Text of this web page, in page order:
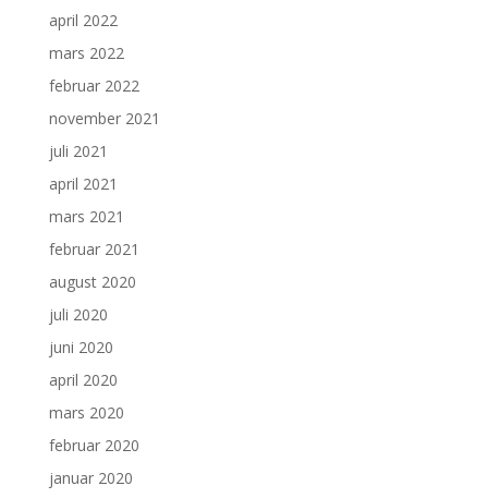
april 2022
mars 2022
februar 2022
november 2021
juli 2021
april 2021
mars 2021
februar 2021
august 2020
juli 2020
juni 2020
april 2020
mars 2020
februar 2020
januar 2020